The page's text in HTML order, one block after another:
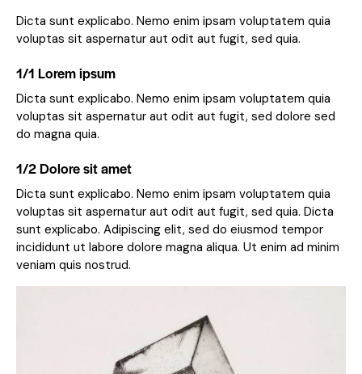
Dicta sunt explicabo. Nemo enim ipsam voluptatem quia
voluptas sit aspernatur aut odit aut fugit, sed quia.
1/1 Lorem ipsum
Dicta sunt explicabo. Nemo enim ipsam voluptatem quia
voluptas sit aspernatur aut odit aut fugit, sed dolore sed
do magna quia.
1/2 Dolore sit amet
Dicta sunt explicabo. Nemo enim ipsam voluptatem quia
voluptas sit aspernatur aut odit aut fugit, sed quia. Dicta
sunt explicabo. Adipiscing elit, sed do eiusmod tempor
incididunt ut labore dolore magna aliqua. Ut enim ad minim
veniam quis nostrud.